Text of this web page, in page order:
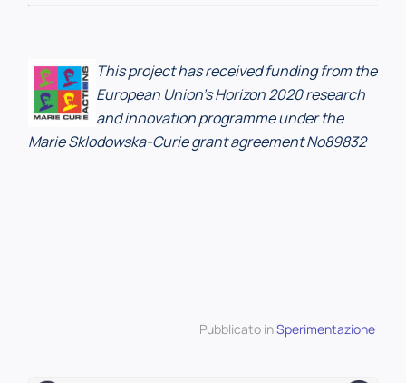
This project has received funding from the
European Union’s Horizon 2020 research
and innovation programme under the
Marie Sklodowska-Curie grant agreement No89832
Pubblicato inSperimentazione